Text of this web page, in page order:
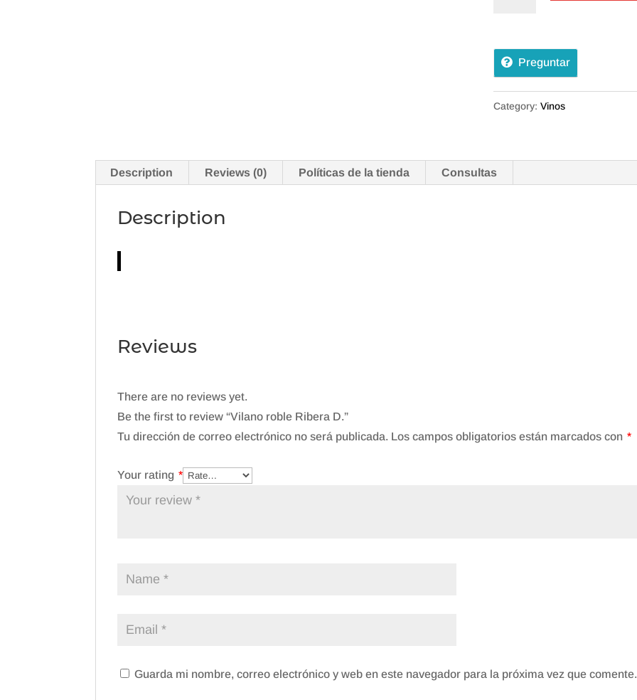
quantityPreguntar
Category: Vinos
Description Reviews (0) Políticas de la tienda Consultas
Description
Reviews
There are no reviews yet.
Be the first to review “Vilano roble Ribera D.”
Tu dirección de correo electrónico no será publicada. Los campos obligatorios están marcados con *
Your rating *
Guarda mi nombre, correo electrónico y web en este navegador para la próxima vez que comente.